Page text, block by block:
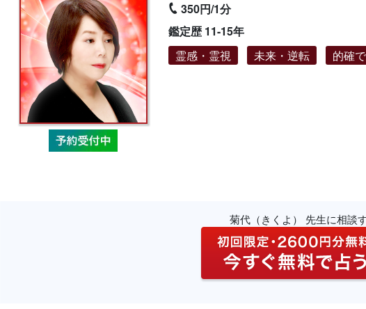
350円/1分
鑑定歴 11-15年
霊感・霊視
未来・逆転 的確
菊代（きくよ） 先生に相談